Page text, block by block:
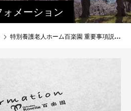
ォメーション
特別養護老人ホーム百楽園 重要事項説明書